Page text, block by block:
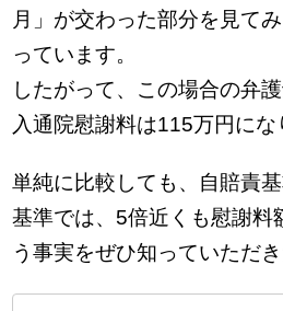
月」が交わった部分を見て
っています。
したがって、この場合の弁
入通院慰謝料は115万円にな
単純に比較しても、自賠責
基準では、5倍近くも慰謝料
う事実をぜひ知っていただ